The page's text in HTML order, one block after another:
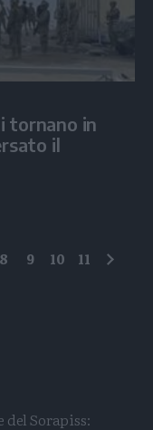
tornano in
il
8 9 10 11
del Sorapiss: